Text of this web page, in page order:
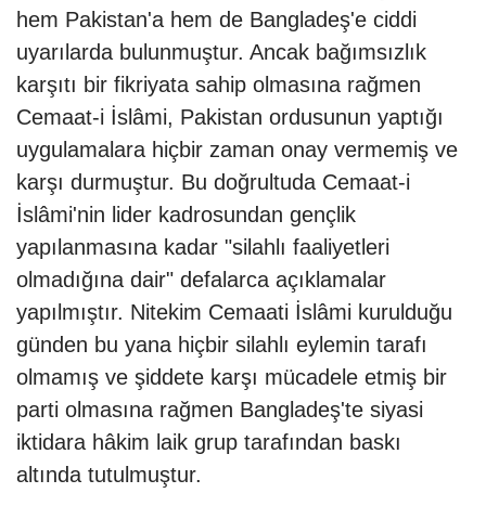
hem Pakistan'a hem de Bangladeş'e ciddi
uyarılarda bulunmuştur. Ancak bağımsızlık
karşıtı bir fikriyata sahip olmasına rağmen
Cemaat-i İslâmi, Pakistan ordusunun yaptığı
uygulamalara hiçbir zaman onay vermemiş ve
karşı durmuştur. Bu doğrultuda Cemaat-i
İslâmi'nin lider kadrosundan gençlik
yapılanmasına kadar "silahlı faaliyetleri
olmadığına dair" defalarca açıklamalar
yapılmıştır. Nitekim Cemaati İslâmi kurulduğu
günden bu yana hiçbir silahlı eylemin tarafı
olmamış ve şiddete karşı mücadele etmiş bir
parti olmasına rağmen Bangladeş'te siyasi
iktidara hâkim laik grup tarafından baskı
altında tutulmuştur.